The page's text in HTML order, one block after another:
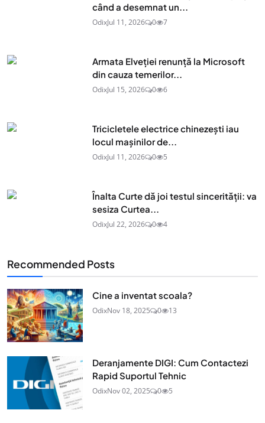
când a desemnat un...
OdixJul 11, 2026 0 7
Armata Elveției renunță la Microsoft
din cauza temerilor...
OdixJul 15, 2026 0 6
Tricicletele electrice chinezești iau
locul mașinilor de...
OdixJul 11, 2026 0 5
Înalta Curte dă joi testul sincerității: va
sesiza Curtea...
OdixJul 22, 2026 0 4
Recommended Posts
Cine a inventat scoala?
OdixNov 18, 2025 0 13
Deranjamente DIGI: Cum Contactezi
Rapid Suportul Tehnic
OdixNov 02, 2025 0 5